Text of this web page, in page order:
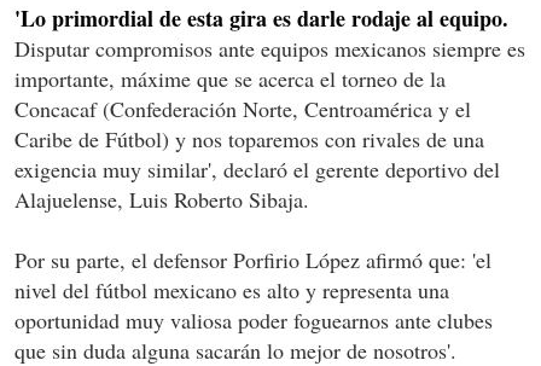
'Lo primordial de esta gira es darle rodaje al equipo.
Disputar compromisos ante equipos mexicanos siempre es
importante, máxime que se acerca el torneo de la
Concacaf (Confederación Norte, Centroamérica y el
Caribe de Fútbol) y nos toparemos con rivales de una
exigencia muy similar', declaró el gerente deportivo del
Alajuelense, Luis Roberto Sibaja.
Por su parte, el defensor Porfirio López afirmó que: 'el
nivel del fútbol mexicano es alto y representa una
oportunidad muy valiosa poder foguearnos ante clubes
que sin duda alguna sacarán lo mejor de nosotros'.